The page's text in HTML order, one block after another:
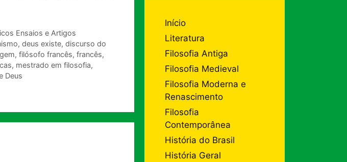
Ensaios e Artigos
, deus existe, discurso do
, filósofo francês, francês,
, mestrado em filosofia,
Deus
Início
Literatura
Filosofia Antiga
Filosofia Medieval
Filosofia Moderna e
Renascimento
Filosofia
Contemporânea
História do Brasil
História Geral